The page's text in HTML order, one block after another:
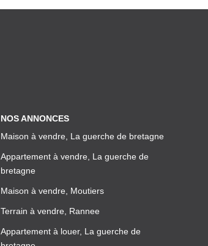
NOS ANNONCES
Maison à vendre, La guerche de bretagne
Appartement à vendre, La guerche de
bretagne
Maison à vendre, Moutiers
Terrain à vendre, Rannee
Appartement à louer, La guerche de